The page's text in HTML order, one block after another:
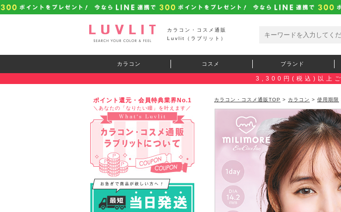
カラコン・コスメ通販
Luvlit（ラブリット）
カラコン コスメ ブランド
3,300円(税込)以上ご
ポイント還元・会員特典業界No.1
＼あなたの「なりたい瞳」を叶えます／
カラコン・コスメ通販TOP > カラコン > 使用期限